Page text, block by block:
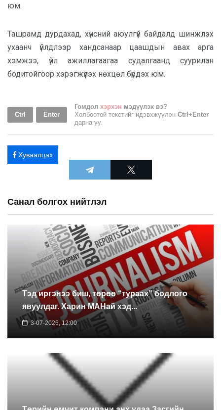
юм.
Ташрамд дурдахад, хүнсний аюулгүй байдалд шинжлэх
ухаанч үйлдлээр хандсанаар цаашдын авах арга
хэмжээ, үйл ажиллагаагаа судалгаанд суурилан
бодитойгоор хэрэгжүүлэх нөхцөл бүрдэх юм.
Ctrl Enter
Гомдол хэрхэн мэдүүлэх вэ?
Холбоотой текстийг идэвхжүүлэн Ctrl+Enter
дарна уу.
Хуваалцах
Санал болгох нийтлэл
Тэд иргэнээ биш, төрөө “тураах” бодлого
явуулдаг. Харин МАНай хэд...
3-07-2026, 12:00